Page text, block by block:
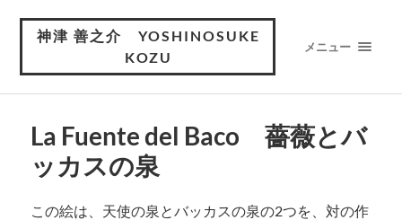
神津 善之介 YOSHINOSUKE
KOZU
メニュー
La Fuente del Baco 薔薇とバ
ッカスの泉
この絵は、天使の泉とバッカスの泉の2つを、対の作